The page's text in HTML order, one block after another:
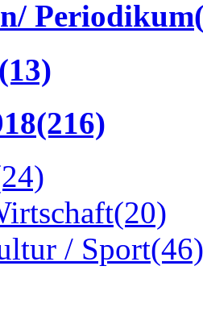
Periodikum
(13)
(216)
(20)
/ Sport(46)